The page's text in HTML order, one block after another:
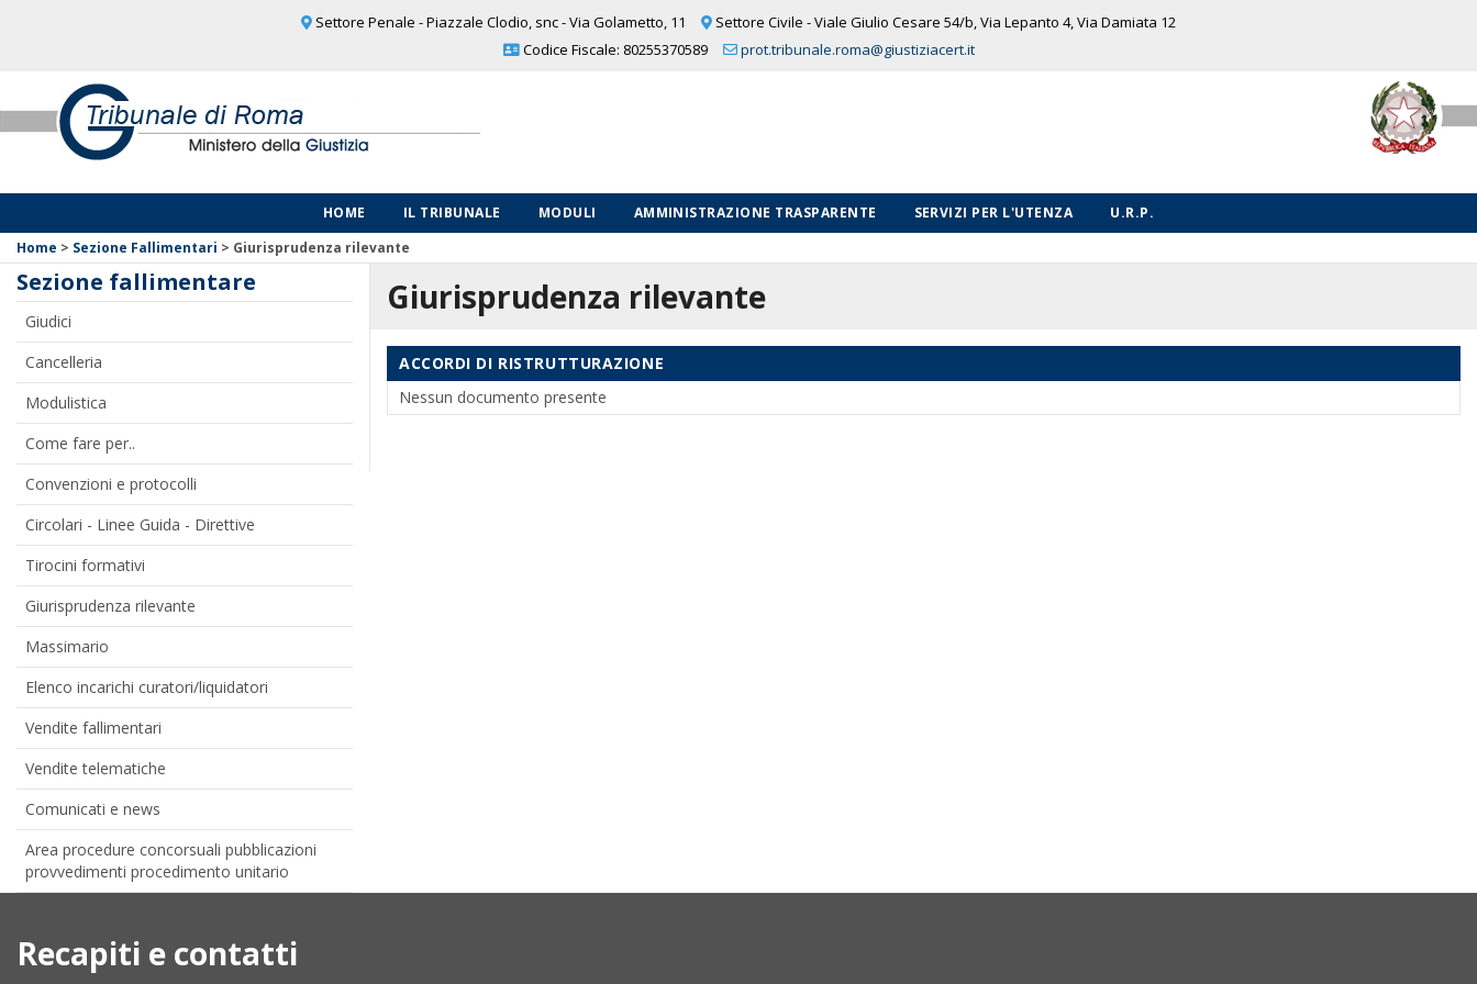
Settore Penale - Piazzale Clodio, snc - Via Golametto, 11
Settore Civile - Viale Giulio Cesare 54/b, Via Lepanto 4, Via Damiata 12
Codice Fiscale: 80255370589
prot.tribunale.roma@giustiziacert.it
HOME IL TRIBUNALE MODULI AMMINISTRAZIONE TRASPARENTE SERVIZI PER L'UTENZA
U.R.P.
Home > Sezione Fallimentari > Giurisprudenza rilevante
Sezione fallimentare
Giudici
Cancelleria
Modulistica
Come fare per..
Convenzioni e protocolli
Circolari - Linee Guida - Direttive
Tirocini formativi
Giurisprudenza rilevante
Massimario
Elenco incarichi curatori/liquidatori
Vendite fallimentari
Vendite telematiche
Comunicati e news
Area procedure concorsuali pubblicazioni
provvedimenti procedimento unitario
Giurisprudenza rilevante
ACCORDI DI RISTRUTTURAZIONE
Nessun documento presente
Recapiti e contatti